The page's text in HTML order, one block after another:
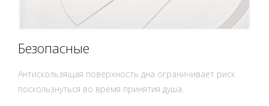
Безопасные
Антискользящая поверхность дна ограничивает риск
поскользнуться во время принятия душа.